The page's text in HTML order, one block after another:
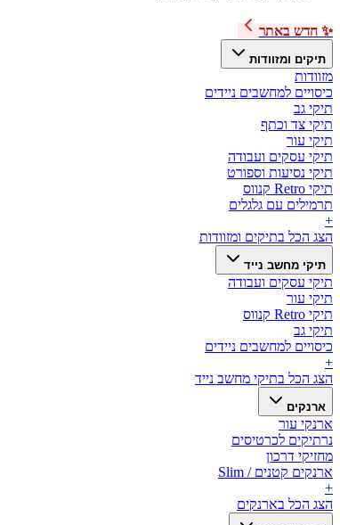
✨ חדש באתר
תיקים ומזוודות
מזוודות
כיסויים למחשבים ניידים
תיקי גב
תיקי צד וכתף
תיקי עור
תיקי עסקים ועבודה
תיקי נסיעות וספורט
תיקי Retro קנווס
תרמילים עם גלגלים
+
הצג הכל בתיקים ומזוודות
תיקי מחשב נייד
תיקי עסקים ועבודה
תיקי עור
תיקי Retro קנווס
תיקי גב
כיסויים למחשבים ניידים
+
הצג הכל בתיקי מחשב נייד
ארנקים
ארנקי עור
נרתיקים לכרטיסים
מחזיקי דרכון
ארנקים קטנים / Slim
+
הצג הכל בארנקים